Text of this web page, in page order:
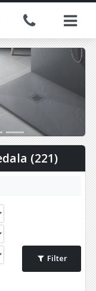
(221)
Filter